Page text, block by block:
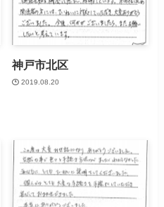
神戸市北区
2019.08.20